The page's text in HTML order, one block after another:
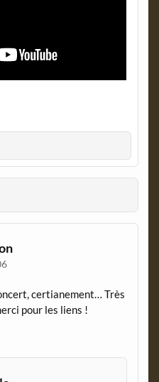
certianement… Très
pour les liens !